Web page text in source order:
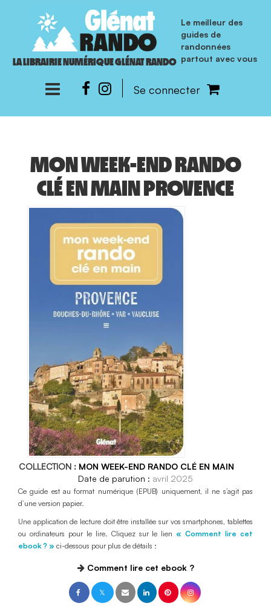
LA LIBRAIRIE NUMÉRIQUE GLÉNAT RANDO
Le meilleur des
guides de
randonnées
partout avec vous
Se connecter
MON WEEK-END RANDO
CLÉ EN MAIN PROVENCE
COLLECTION : MON WEEK-END RANDO CLÉ EN MAIN
avril 2025
Ce guide est au format numérique (EPUB) uniquement, il ne s’agit pas
d’une version papier.
Une application de lecture doit être installée sur vos smartphones, tablettes
ou ordinateurs pour le lire. Cliquez sur le lien« Comment lire cet
ebook ? » ci-dessous pour plus de détails :
Comment lire cet ebook ?